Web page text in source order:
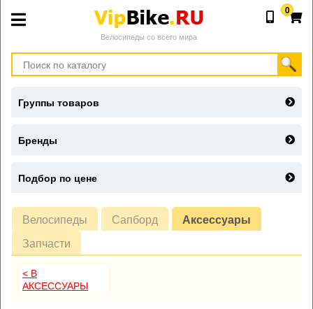
Велосипеды со всего мира
0
Велосипеды Сапборд
Аксессуары
Запчасти
< В
АКСЕССУАРЫ
Группы товаров
Бренды
Подбор по цене